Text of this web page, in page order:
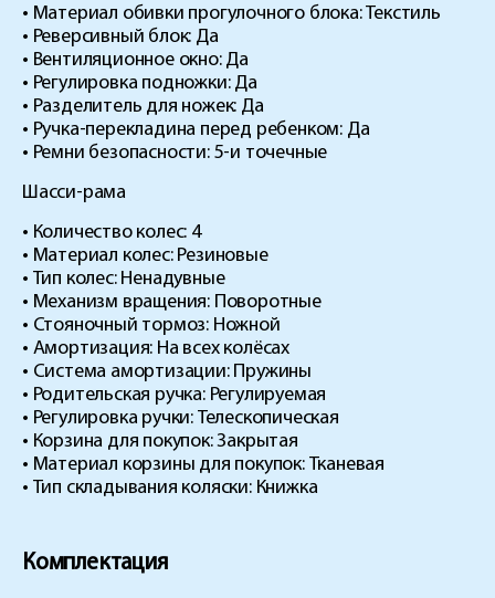
• Материал обивки прогулочного блока: Текстиль
• Реверсивный блок: Да
• Вентиляционное окно: Да
• Регулировка подножки: Да
• Разделитель для ножек: Да
• Ручка-перекладина перед ребенком: Да
• Ремни безопасности: 5-и точечные
Шасси-рама
• ​Количество колес: 4
• Материал колес: Резиновые
• Тип колес: Ненадувные
• Механизм вращения: Поворотные
• Стояночный тормоз: Ножной
• Амортизация: На всех колёсах
• Система амортизации: Пружины
• Родительская ручка: Регулируемая
• Регулировка ручки: Телескопическая
• Корзина для покупок: Закрытая
• Материал корзины для покупок: Тканевая
• Тип складывания коляски: Книжка
Комплектация